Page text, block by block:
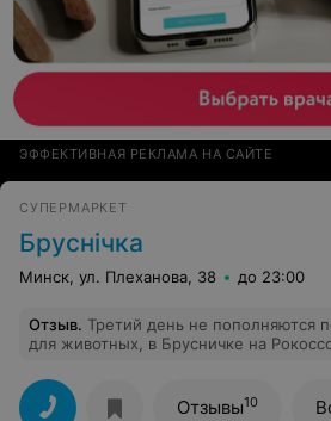
ЭФФЕКТИВНАЯ РЕКЛАМА НА САЙТЕ
СУПЕРМАРКЕТ
Бруснiчка
Минск, ул. Плеханова, 38 до 23:00
Отзыв. Третий день не пополняются
для животных, в Брусничке на
могут. Помимо этого, в этом отделе
ценники не соответствуют товару.
Отзывы10